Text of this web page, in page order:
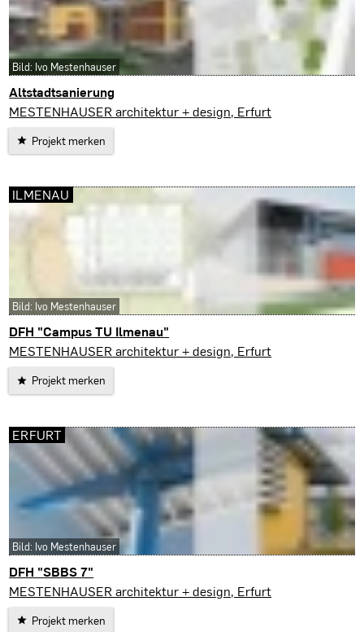
Altstadtsanierung
Waltershausen
MESTENHAUSER architektur + design, Erfurt
Projekt merken
Bild: Ivo Mestenhauser
DFH "Campus TU Ilmenau"
Ilmenau
MESTENHAUSER architektur + design, Erfurt
Projekt merken
ILMENAU
Bild: Ivo Mestenhauser
DFH "SBBS 7"
Erfurt
MESTENHAUSER architektur + design, Erfurt
Projekt merken
ERFURT
Bild: Ivo Mestenhauser